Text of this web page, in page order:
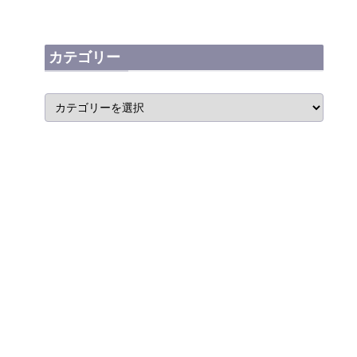
カテゴリー